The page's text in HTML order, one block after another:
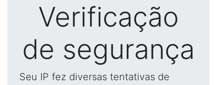
Verificação
de segurança
Seu IP fez diversas tentativas de